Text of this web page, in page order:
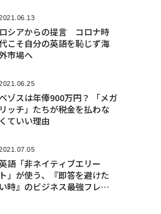
ロシアからの提言 コロナ時
こそ自分の英語を恥じず海
市場へ
ゾスは年俸900万円？ 「メガ
リッチ」たちが税金を払わな
くていい理由
語「非ネイティブエリー
ト」が使う、『即答を避けた
い時』のビジネス最強フレー